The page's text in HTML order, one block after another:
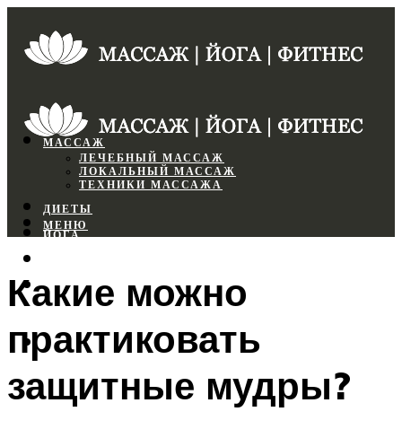
МАССАЖ
ЛЕЧЕБНЫЙ МАССАЖ
ЛОКАЛЬНЫЙ МАССАЖ
ТЕХНИКИ МАССАЖА
ДИЕТЫ
ЙОГА
ФИТНЕС
МЕНЮ
МЕНЮ
Какие можно
практиковать
защитные мудры?